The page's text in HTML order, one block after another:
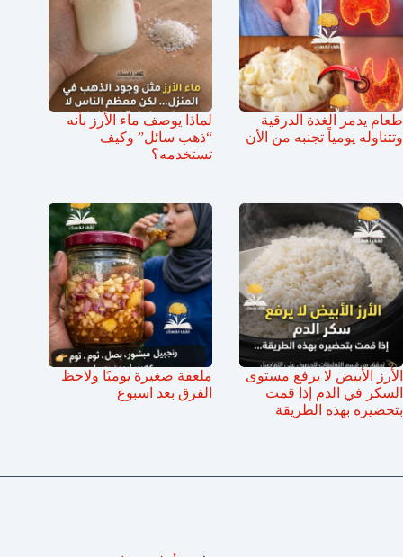
طعام يدمر الغدة الدرقية
وتتناوله يومياً تجنبه من الأن
لماذا يوصف ماء الأرز بأنه
“ذهب سائل” وكيف
تستخدمه؟
الأرز الأبيض لا يرفع مستوى
السكر في الدم إذا قمت
بتحضيره بهذه الطريقة
ملعقة صغيرة يوميًا ولاحظ
الفرق بعد اسبوع